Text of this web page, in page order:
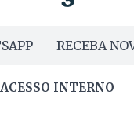
RECEBA
ACESSO INTERNO